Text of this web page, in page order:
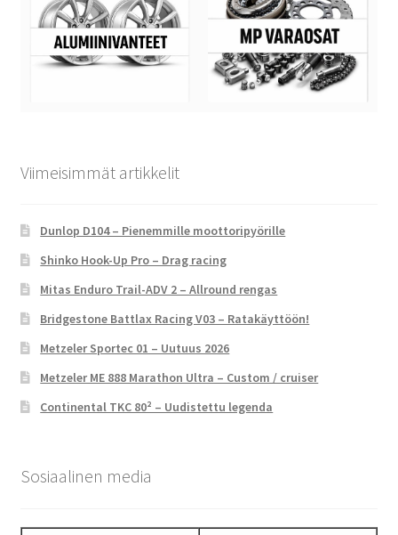
Viimeisimmät artikkelit
Dunlop D104 – Pienemmille moottoripyörille
Shinko Hook-Up Pro – Drag racing
Mitas Enduro Trail-ADV 2 – Allround rengas
Bridgestone Battlax Racing V03 – Ratakäyttöön!
Metzeler Sportec 01 – Uutuus 2026
Metzeler ME 888 Marathon Ultra – Custom / cruiser
Continental TKC 80² – Uudistettu legenda
Sosiaalinen media